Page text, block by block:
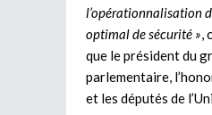
l’opérationnalisation
optimal de sécurité »
que le président du
parlementaire,
et les députés de